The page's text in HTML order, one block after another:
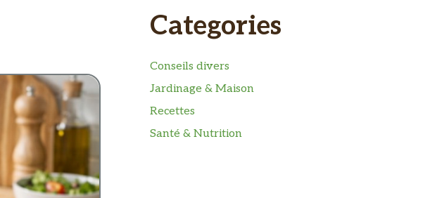
Categories
Conseils divers
Jardinage & Maison
Recettes
Santé & Nutrition